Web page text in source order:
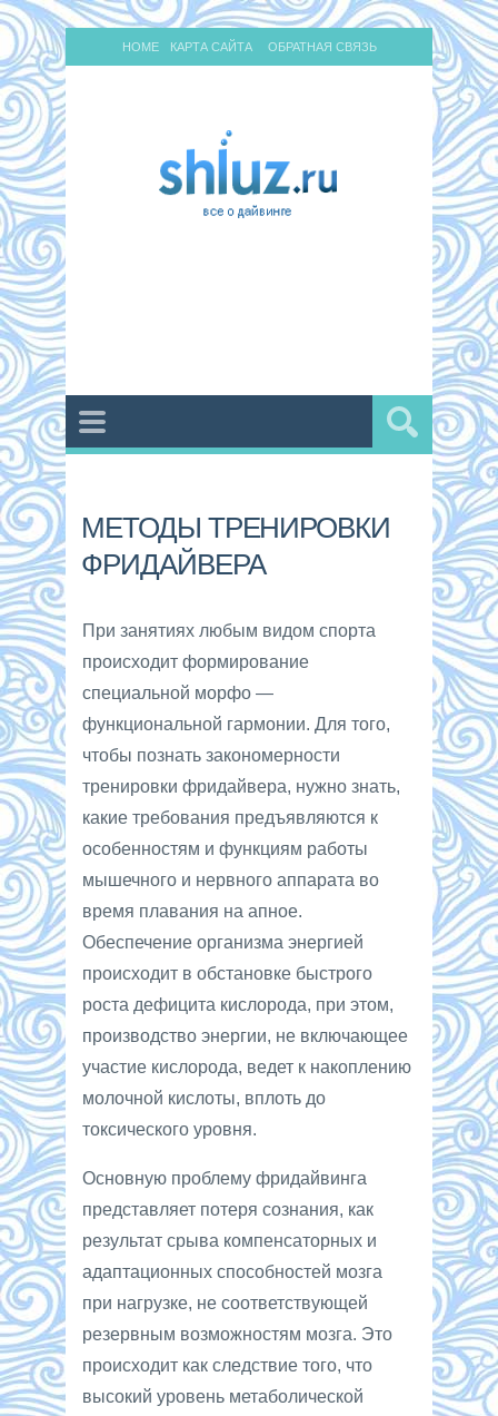
HOME КАРТА САЙТА ОБРАТНАЯ СВЯЗЬ
МЕТОДЫ ТРЕНИРОВКИ
ФРИДАЙВЕРА
При занятиях любым видом спорта
происходит формирование
специальной морфо —
функциональной гармонии. Для того,
чтобы познать закономерности
тренировки фридайвера, нужно знать,
какие требования предъявляются к
особенностям и функциям работы
мышечного и нервного аппарата во
время плавания на апное.
Обеспечение организма энергией
происходит в обстановке быстрого
роста дефицита кислорода, при этом,
производство энергии, не включающее
участие кислорода, ведет к накоплению
молочной кислоты, вплоть до
токсического уровня.
Основную проблему фридайвинга
представляет потеря сознания, как
результат срыва компенсаторных и
адаптационных способностей мозга
при нагрузке, не соответствующей
резервным возможностям мозга. Это
происходит как следствие того, что
высокий уровень метаболической